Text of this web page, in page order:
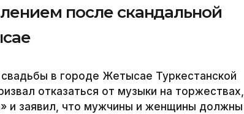
после скандальной
в городе Жетысае Туркестанской
отказаться от музыки на торжествах,
и заявил, что мужчины и женщины должны